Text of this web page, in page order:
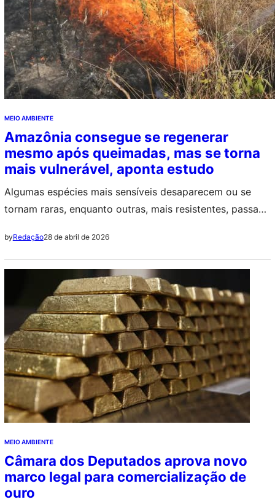
MEIO AMBIENTE
Amazônia consegue se regenerar
mesmo após queimadas, mas se torna
mais vulnerável, aponta estudo
Algumas espécies mais sensíveis desaparecem ou se
tornam raras, enquanto outras, mais resistentes, passam
byRedação28 de abril de 2026
MEIO AMBIENTE
Câmara dos Deputados aprova novo
marco legal para comercialização de
ouro